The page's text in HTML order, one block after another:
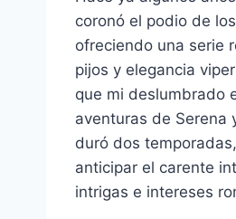
coronó el podio de
ofreciendo una serie
pijos y elegancia
que mi deslumbrado
aventuras de Serena
duró dos
anticipar el carente
intrigas e intereses